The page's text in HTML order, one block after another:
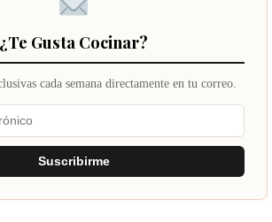
¿Te Gusta Cocinar?
cada semana directamente en tu correo.
Suscribirme